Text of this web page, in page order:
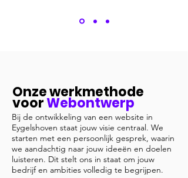
Onze werkmethode
voorWebontwerp
Bij de ontwikkeling van een website in
Eygelshoven staat jouw visie centraal. We
starten met een persoonlijk gesprek, waarin
we aandachtig naar jouw ideeën en doelen
luisteren. Dit stelt ons in staat om jouw
bedrijf en ambities volledig te begrijpen.